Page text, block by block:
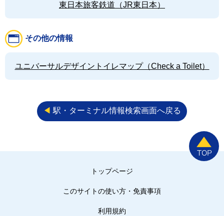
東日本旅客鉄道（JR東日本）
その他の情報
ユニバーサルデザイントイレマップ（Check a Toilet）
◀︎ 駅・ターミナル情報検索画面へ戻る
トップページ
このサイトの使い方・免責事項
利用規約